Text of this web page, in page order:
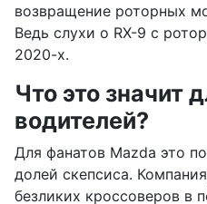
возвращение роторных
Ведь слухи о RX-9 с
2020-х.
Что это значит
водителей?
Для фанатов Mazda это
долей скепсиса.
безликих кроссоверов в